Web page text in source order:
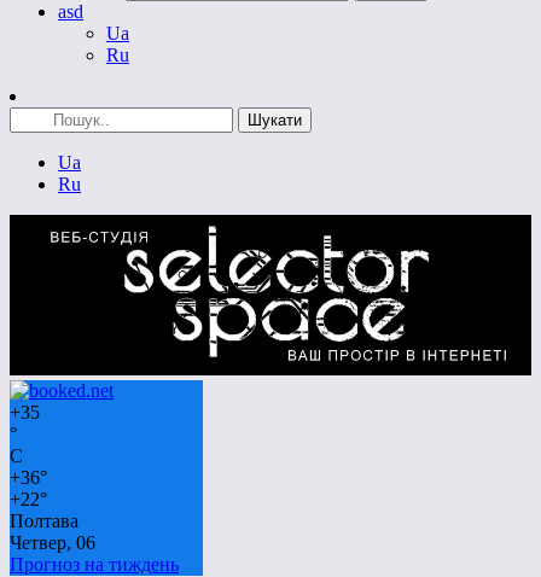
asd
Ua
Ru
Ua
Ru
+35
°
C
+36°
+22°
Полтава
Четвер, 06
Прогноз на тиждень